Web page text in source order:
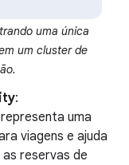
uma única
um cluster de
:
uma
viagens e ajuda
reservas de